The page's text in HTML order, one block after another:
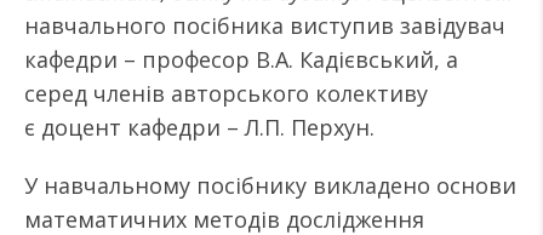
навчального посібника виступив завідувач
кафедри – професор В.А. Кадієвський, а
серед членів авторського колективу
є доцент кафедри – Л.П. Перхун.
У навчальному посібнику викладено основи
математичних методів дослідження